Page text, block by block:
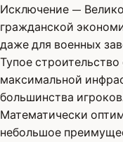
Исключение —
гражданской
даже для военных
Тупое
максимальной
большинства игроков.
Математически
небольшое